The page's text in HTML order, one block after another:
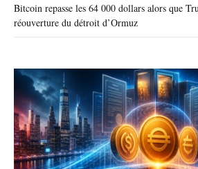
Bitcoin repasse les 64 000 dollars alors que
réouverture du détroit d’Ormuz